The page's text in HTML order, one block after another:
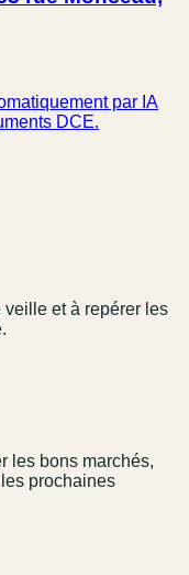
par IA
DCE.
veille et à repérer les
les bons marchés,
prochaines